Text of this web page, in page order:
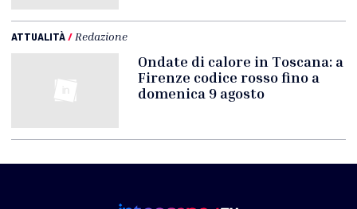
ATTUALITÀ/ Redazione
Ondate di calore in Toscana: a
Firenze codice rosso fino a
domenica 9 agosto